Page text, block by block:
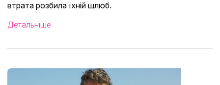
втрата розбила їхній шлюб.
Детальніше